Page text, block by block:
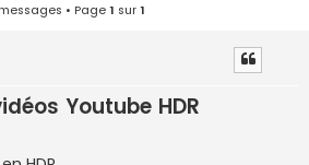
• Page1 sur1
Youtube HDR